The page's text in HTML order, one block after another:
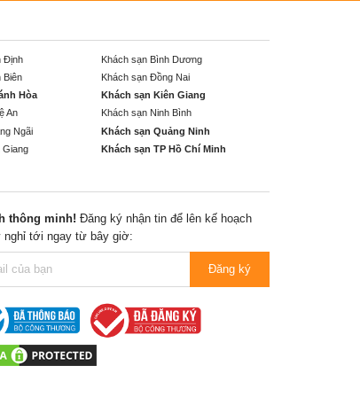
Định
Khách sạn Bình Dương
Biên
Khách sạn Đồng Nai
Hòa
Khách sạn Kiên Giang
An
Khách sạn Ninh Bình
Ngãi
Khách sạn Quảng Ninh
Giang
Khách sạn TP Hồ Chí Minh
thông minh! Đăng ký nhận tin để lên kế hoạch
nghỉ tới ngay từ bây giờ:
Đăng ký